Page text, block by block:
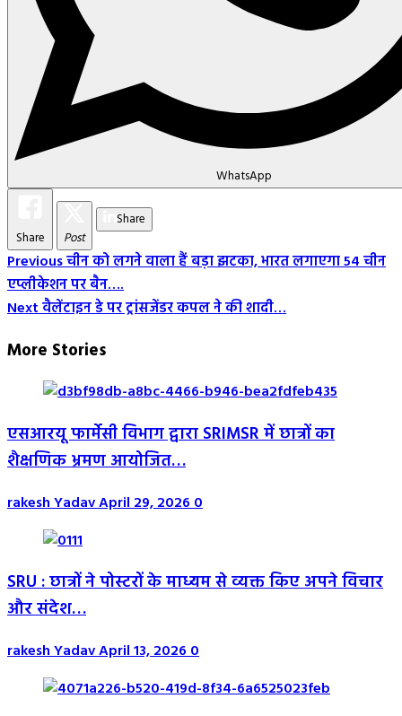
WhatsApp
Share Post
Share
Post
Navigation
Previousचीन को लगने वाला हैं बड़ा झटका, भारत लगाएगा 54 चीन
एप्लीकेशन पर बैन….
Nextवैलेंटाइन डे पर ट्रांसजेंडर कपल ने की शादी…
More Stories
एसआरयू फार्मेसी विभाग द्वारा SRIMSR में छात्रों का
शैक्षणिक भ्रमण आयोजित…
rakesh YadavApril 29, 20260
SRU : छात्रों ने पोस्टरों के माध्यम से व्यक्त किए अपने विचार
और संदेश…
rakesh YadavApril 13, 20260